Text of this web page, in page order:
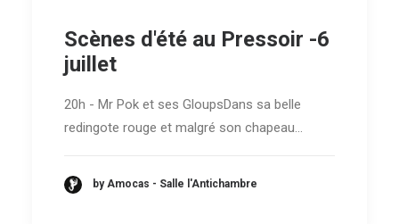
Scènes d'été au Pressoir -6
juillet
20h - Mr Pok et ses GloupsDans sa belle
redingote rouge et malgré son chapeau…
by Amocas - Salle l'Antichambre